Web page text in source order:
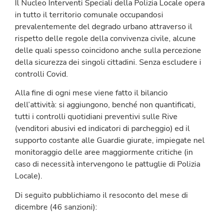
Il Nucleo Interventi Speciali della Polizia Locale opera
in tutto il territorio comunale occupandosi
prevalentemente del degrado urbano attraverso il
rispetto delle regole della convivenza civile, alcune
delle quali spesso coincidono anche sulla percezione
della sicurezza dei singoli cittadini. Senza escludere i
controlli Covid.
Alla fine di ogni mese viene fatto il bilancio
dell’attività: si aggiungono, benché non quantificati,
tutti i controlli quotidiani preventivi sulle Rive
(venditori abusivi ed indicatori di parcheggio) ed il
supporto costante alle Guardie giurate, impiegate nel
monitoraggio delle aree maggiormente critiche (in
caso di necessità intervengono le pattuglie di Polizia
Locale).
Di seguito pubblichiamo il resoconto del mese di
dicembre (46 sanzioni):